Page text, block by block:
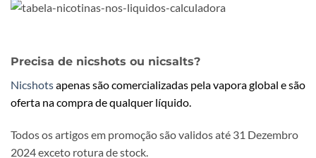
Precisa de nicshots ou nicsalts?
Nicshotsapenas são comercializadas pela vapora global e são
oferta na compra de qualquer líquido.
Todos os artigos em promoção são validos até 31 Dezembro
2024 exceto rotura de stock.